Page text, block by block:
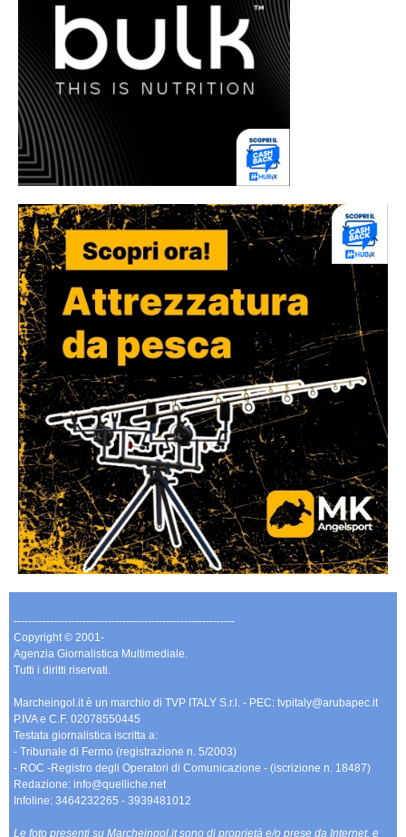
-------------------------------------------------------------
Copyright © 2001-
Agenzia Giornalistica Multimediale.
Tutti i diritti riservati.
Marcheingol.it è un marchio di TVP ITALY S.r.l. - PEC: tvpitaly@arubapec.it
P.IVA e C.F. 02078550445
Testata giornalistica iscritta a:
- Tribunale di Fermo (registrazione n. 5/2003)
- ROC -Registro degli Operatori di Comunicazione - (iscrizione n. 18487)
Redazione: info@quelliche.net
Infoline: 3464232265 - 3939481012
Le foto presenti su Marcheingol.it sono di proprietà e/o prese da Internet, e